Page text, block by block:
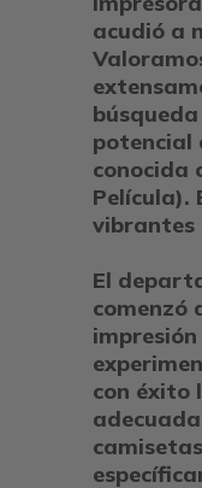
acudió a
potencial
conocida
Película).
vibrantes
El
comenzó
con éxito